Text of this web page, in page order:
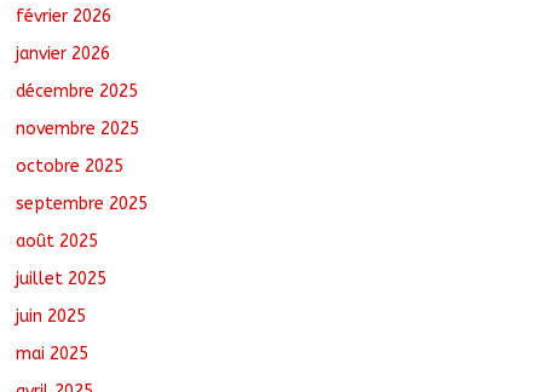
février 2026
janvier 2026
décembre 2025
novembre 2025
octobre 2025
septembre 2025
août 2025
juillet 2025
juin 2025
mai 2025